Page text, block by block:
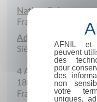
Nationalité :
France
Adresse :
Siège social
4 Allée Pierre Bullet
18000 Bourges
France
AFNIL et
peuvent
des
pour
des
non
votre
uniques,